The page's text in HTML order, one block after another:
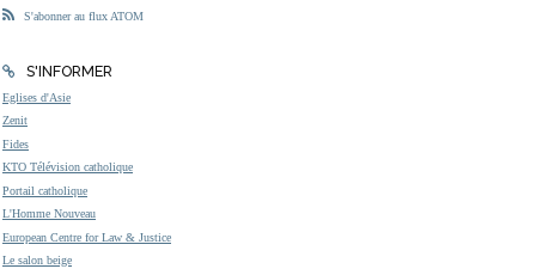
S'abonner au flux ATOM
S'INFORMER
Eglises d'Asie
Zenit
Fides
KTO Télévision catholique
Portail catholique
L'Homme Nouveau
European Centre for Law & Justice
Le salon beige